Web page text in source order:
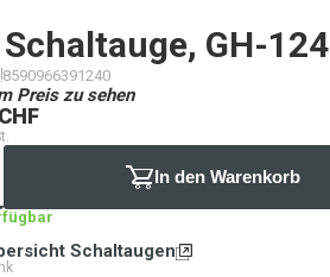
Schaltauge, GH-124
8590966391240
Preis zu sehen
In den Warenkorb
Schaltaugen